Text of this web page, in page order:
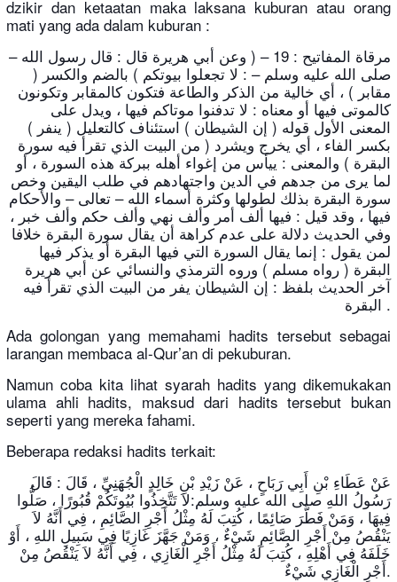
dzikir dan ketaatan maka laksana kuburan atau orang
mati yang ada dalam kuburan :
مرقاة المفاتيح : 19 – ( وعن أبي هريرة قال : قال رسول الله –
صلى الله عليه وسلم – : لا تجعلوا بيوتكم ) بالضم والكسر (
مقابر ) ، أي خالية من الذكر والطاعة فتكون كالمقابر وتكونون
كالموتى فيها أو معناه : لا تدفنوا موتاكم فيها ، ويدل على
المعنى الأول قوله ( إن الشيطان ) استئناف كالتعليل ( ينفر )
بكسر الفاء ، أي يخرج ويشرد ( من البيت الذي تقرأ فيه سورة
البقرة ) والمعنى : ييأس من إغواء أهله ببركة هذه السورة ، أو
لما يرى من جدهم في الدين واجتهادهم في طلب اليقين وخص
سورة البقرة بذلك لطولها وكثرة أسماء الله – تعالى – والأحكام
فيها ، وقد قيل : فيها ألف أمر وألف نهي وألف حكم وألف خبر ،
وفي الحديث دلالة على عدم كراهة أن يقال سورة البقرة خلافا
لمن يقول : إنما يقال السورة التي فيها البقرة أو يذكر فيها
البقرة ( رواه مسلم ) وروه الترمذي والنسائي عن أبي هريرة
آخر الحديث بلفظ : إن الشيطان يفر من البيت الذي تقرأ فيه
البقرة .
Ada golongan yang memahami hadits tersebut sebagai
larangan membaca al-Qur’an di pekuburan.
Namun coba kita lihat syarah hadits yang dikemukakan
ulama ahli hadits, maksud dari hadits tersebut bukan
seperti yang mereka fahami.
Beberapa redaksi hadits terkait:
عَنْ عَطَاءِ بْنِ أَبِي رَبَاحٍ ، عَنْ زَيْدِ بْنِ خَالِدٍ الْجُهَنِيِّ ، قَالَ : قَالَ
رَسُولُ اللهِ صلى الله عليه وسلم:لاَ تَتَّخِذُوا بُيُوتَكُمْ قُبُورًا ، صَلُّوا
فِيهَا ، وَمَنْ فَطَّرَ صَائِمًا ، كُتِبَ لَهُ مِثْلُ أَجْرِ الصَّائِمِ ، فِي أَنَّهُ لاَ
يَنْقُصُ مِنْ أَجْرِ الصَّائِمِ شَيْءٌ ، وَمَنْ جَهَّزَ غَازِيًا فِي سَبِيلِ اللهِ ، أَوْ
خَلَفَهُ فِي أَهْلِهِ ، كُتِبَ لَهُ مِثْلُ أَجْرِ الْغَازِي ، فِي أَنَّهُ لاَ يَنْقُصُ مِنْ
أَجْرِ الْغَازِي شَيْءٌ.